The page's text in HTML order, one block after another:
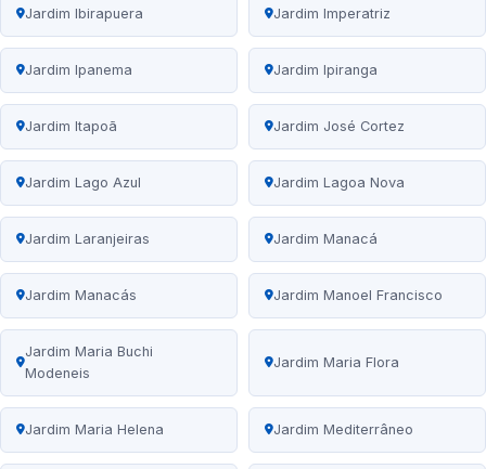
Jardim Ibirapuera Jardim Imperatriz
Jardim Ipanema Jardim Ipiranga
Jardim Itapoã Jardim José Cortez
Jardim Lago Azul Jardim Lagoa Nova
Jardim Laranjeiras Jardim Manacá
Jardim Manacás Jardim Manoel Francisco
Jardim Maria Buchi
Modeneis
Jardim Maria Flora
Jardim Maria Helena Jardim Mediterrâneo